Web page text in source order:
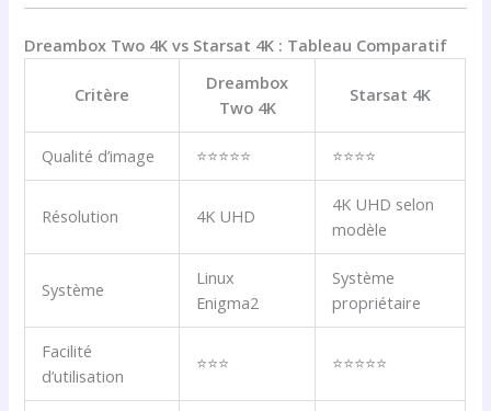
Dreambox Two 4K vs Starsat 4K : Tableau Comparatif
Critère
Dreambox
Two 4K
Starsat 4K
Qualité d’image ⭐⭐⭐⭐⭐ ⭐⭐⭐⭐
Résolution 4K UHD
4K UHD selon
modèle
Système
Linux
Enigma2
Système
propriétaire
Facilité
d’utilisation
⭐⭐⭐ ⭐⭐⭐⭐⭐